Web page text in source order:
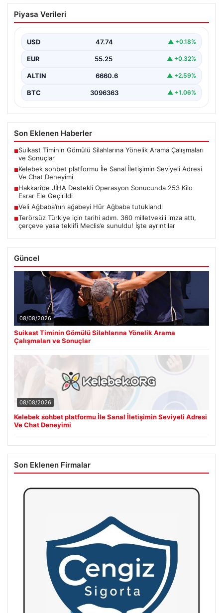
Kelebek sohbet platformu İle Sanal
İletişimin Seviyeli Adresi Ve Chat
İnternet çağında insanların kaliteli bir tarzda irtibat
Piyasa Verileri
USD 47.74 ▲ +0.18%
EUR 55.25 ▲ +0.32%
ALTIN 6660.6 ▲ +2.59%
BTC 3096363 ▲ +1.06%
Son Eklenen Haberler
■Suikast Timinin Gömülü Silahlarına Yönelik Arama Çalışmaları
ve Sonuçlar
■Kelebek sohbet platformu İle Sanal İletişimin Seviyeli Adresi
Ve Chat Deneyimi
■Hakkari’de JİHA Destekli Operasyon Sonucunda 253 Kilo
Esrar Ele Geçirildi
■Veli Ağbaba’nın ağabeyi Hür Ağbaba tutuklandı
■Terörsüz Türkiye için tarihi adım. 360 milletvekili imza attı,
çerçeve yasa teklifi Meclis’e sunuldu! İşte ayrıntılar
Güncel
08/08/2026
Suikast Timinin Gömülü Silahlarına Yönelik Arama
Çalışmaları ve Sonuçlar
08/08/2026
Kelebek sohbet platformu İle Sanal İletişimin Seviyeli Adresi
Ve Chat Deneyimi
Son Eklenen Firmalar